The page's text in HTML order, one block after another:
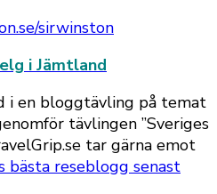
sirwinston
i Jämtland
i en bloggtävling på temat
tävlingen ”Sveriges
tar gärna emot
bästa reseblogg senast